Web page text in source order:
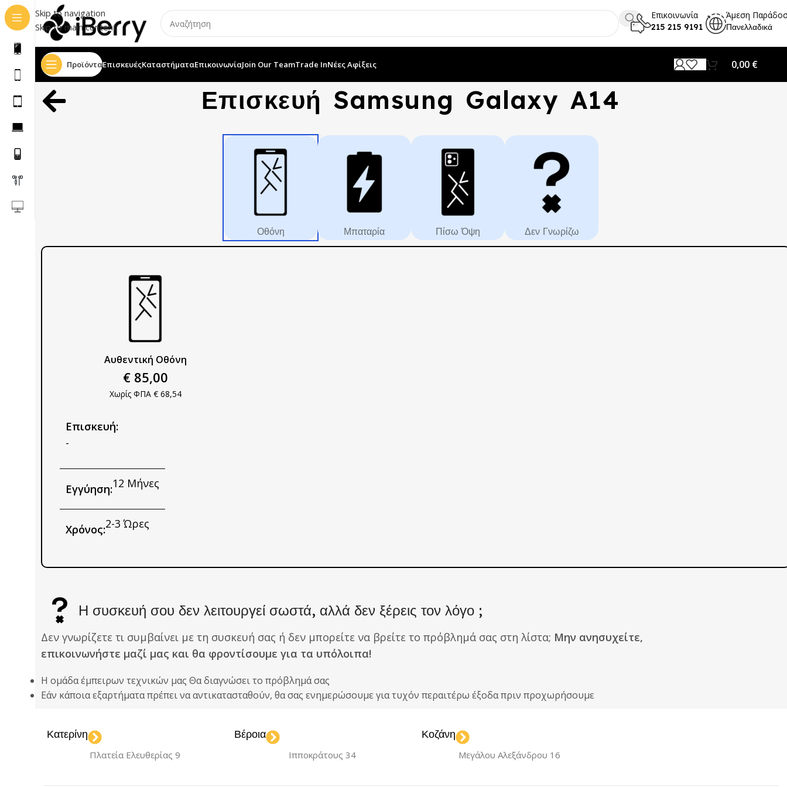
Skip to navigation
Skip to main content
Επικοινωνία
215 215 9191
Άμεση
Πανελλαδικά
ΠροϊόνταΕπισκευέςΚαταστήματαΕπικοινωνίαJoin Our TeamTrade InΝέες Αφίξεις 0,00 €
Επισκευή Samsung Galaxy A14
Οθόνη Μπαταρία Πίσω Όψη Δεν Γνωρίζω
Αυθεντική Οθόνη
€ 85,00
Χωρίς ΦΠΑ € 68,54
Επισκευή:
-
Εγγύηση:12 Μήνες
Χρόνος:2-3 Ώρες
Η συσκευή σου δεν λειτουργεί σωστά, αλλά δεν ξέρεις τον λόγο ;
Δεν γνωρίζετε τι συμβαίνει με τη συσκευή σας ή δεν μπορείτε να βρείτε το πρόβλημά σας στη λίστα; Μην ανησυχείτε,
επικοινωνήστε μαζί μας και θα φροντίσουμε για τα υπόλοιπα!
Η ομάδα έμπειρων τεχνικών μας Θα διαγνώσει το πρόβλημά σας
Εάν κάποια εξαρτήματα πρέπει να αντικατασταθούν, θα σας ενημερώσουμε για τυχόν περαιτέρω έξοδα πριν προχωρήσουμε
Κατερίνη
Πλατεία Ελευθερίας 9
Βέροια
Ιπποκράτους 34
Κοζάνη
Μεγάλου Αλεξάνδρου 16